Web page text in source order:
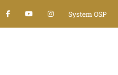
System OSP